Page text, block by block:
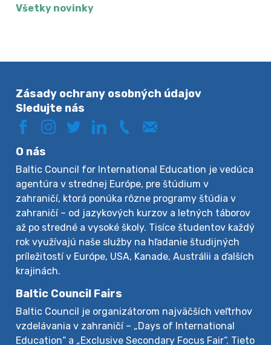
Všetky novinky
Zásady ochrany osobných údajov
Sledujte nás
O nás
Baltic Council for International Education je vedúca
agentúra v strednej Európe, pre štúdium v
zahraničí, ktorá ponúka rôzne programy štúdia v
zahraničí – od jazykových kurzov a letných táborov
až po stredné a vysoké školy. Tisíce študentov každý
rok využívajú naše služby na hľadanie študijných
príležitostí v Európe, USA, Kanade, Austrálii a ďalších
krajinách.
Baltic Council Fairs
Baltic Council je organizátorom najväčších veľtrhov
vzdelávania v zahraničí – „Days of International
Education“ a „Exclusive Secondary Focus Fair“. Tieto